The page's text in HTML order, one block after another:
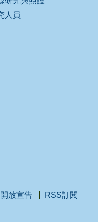
人員
放宣告 RSS訂閱